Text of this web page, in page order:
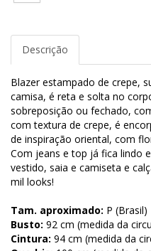
Descrição
Blazer estampado de crepe,
camisa, é reta e solta no
sobreposição ou fechado,
com textura de crepe, é
de inspiração oriental, com
Com jeans e top já fica lindo
vestido, saia e camiseta e
mil looks!
Tam. aproximado: P (Brasil)
Busto: 92 cm (medida da
Cintura: 94 cm (medida da